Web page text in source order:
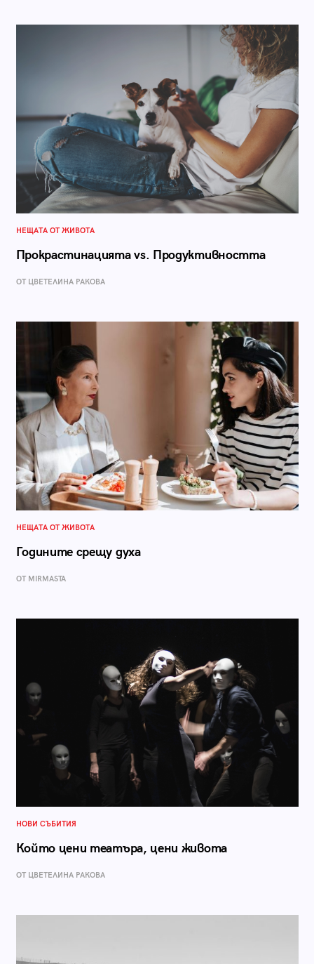
НЕЩАТА ОТ ЖИВОТА
Прокрастинацията vs. Продуктивността
ОТ ЦВЕТЕЛИНА РАКОВА
НЕЩАТА ОТ ЖИВОТА
Годините срещу духа
ОТ MIRMASTA
НОВИ СЪБИТИЯ
Който цени театъра, цени живота
ОТ ЦВЕТЕЛИНА РАКОВА